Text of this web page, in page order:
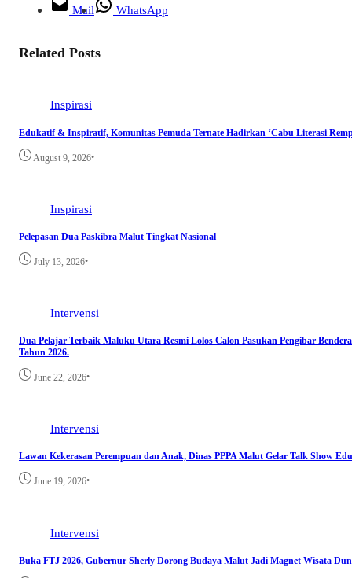
Mail
WhatsApp
Related Posts
Inspirasi
Edukatif & Inspiratif, Komunitas Pemuda Ternate Hadirkan ‘Cabu Literasi
August 9, 2026•
Inspirasi
Pelepasan Dua Paskibra Malut Tingkat Nasional
July 13, 2026•
Intervensi
Dua Pelajar Terbaik Maluku Utara Resmi Lolos Calon Pasukan Pengibar
Tahun 2026.
June 22, 2026•
Intervensi
Lawan Kekerasan Perempuan dan Anak, Dinas PPPA Malut Gelar Talk Show
June 19, 2026•
Intervensi
Buka FTJ 2026, Gubernur Sherly Dorong Budaya Malut Jadi Magnet Wisata